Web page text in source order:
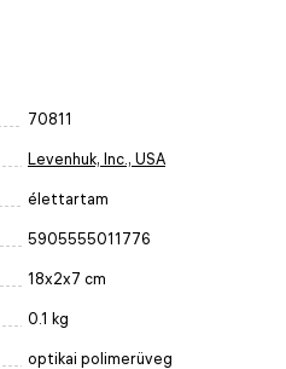
70811
Levenhuk, Inc., USA
élettartam
5905555011776
18x2x7 cm
0.1 kg
optikai polimerüveg